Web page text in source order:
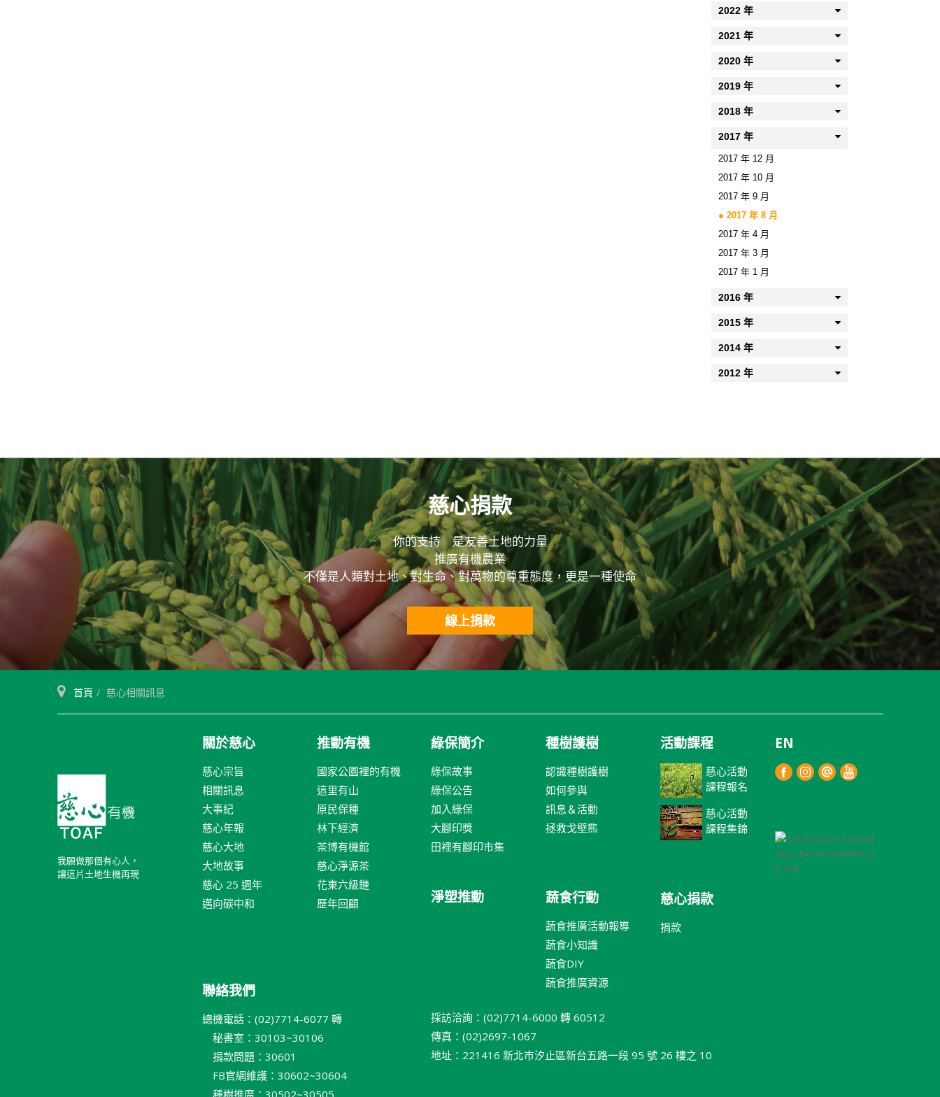
2022 年
2021 年
2020 年
2019 年
2018 年
2017 年
2017 年 12 月
2017 年 10 月
2017 年 9 月
2017 年 8 月
2017 年 4 月
2017 年 3 月
2017 年 1 月
2016 年
2015 年
2014 年
2012 年
慈心捐款
你的支持 是友善土地的力量
推廣有機農業
不僅是人類對土地、對生命、對萬物的尊重態度，更是一種使命
線上捐款
首頁 慈心相關訊息
我願做那個有心人，
讓這片土地生機再現
關於慈心
慈心宗旨
相關訊息
大事紀
慈心年報
慈心大地
大地故事
慈心 25 週年
邁向碳中和
聯絡我們
總機電話：(02)7714-6077 轉
秘書室：30103~30106
捐款問題：30601
FB官網維護：30602~30604
推動有機
國家公園裡的有機
這里有山
原民保種
林下經濟
茶博有機館
慈心淨源茶
花東六級鏈
歷年回顧
綠保簡介
綠保故事
綠保公告
加入綠保
大腳印獎
田裡有腳印市集
淨塑推動
採訪洽詢：(02)7714-6000 轉 60512
傳真：(02)2697-1067
地址：221416 新北巿汐止區新台五路一段 95 號 26 樓之 10
種樹護樹
認識種樹護樹
如何參與
訊息＆活動
拯救戈壁熊
蔬食行動
蔬食推廣活動報導
蔬食小知識
蔬食DIY
蔬食推廣資源
活動課程
慈心活動
課程報名
慈心活動
課程集錦
慈心捐款
捐款
EN